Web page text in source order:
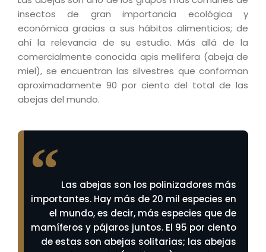
insectos de gran importancia ecológica y
económica gracias a sus hábitos alimenticios; de
ahí la relevancia de su estudio. Más allá de la
comercialmente conocida apis mellifera (abeja de
miel), se encuentran las silvestres que conforman
aproximadamente 90 por ciento del total de las
abejas del mundo.
Las abejas son los polinizadores más
importantes. Hay más de 20 mil especies en
el mundo, es decir, más especies que de
mamíferos y pájaros juntos. El 95 por ciento
de estas son abejas solitarias; las abejas